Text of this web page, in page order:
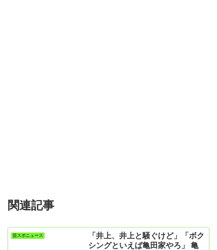
関連記事
芸スポニュース
「井上、井上と騒ぐけど」「ボク
シングといえば亀田家やろ」 亀